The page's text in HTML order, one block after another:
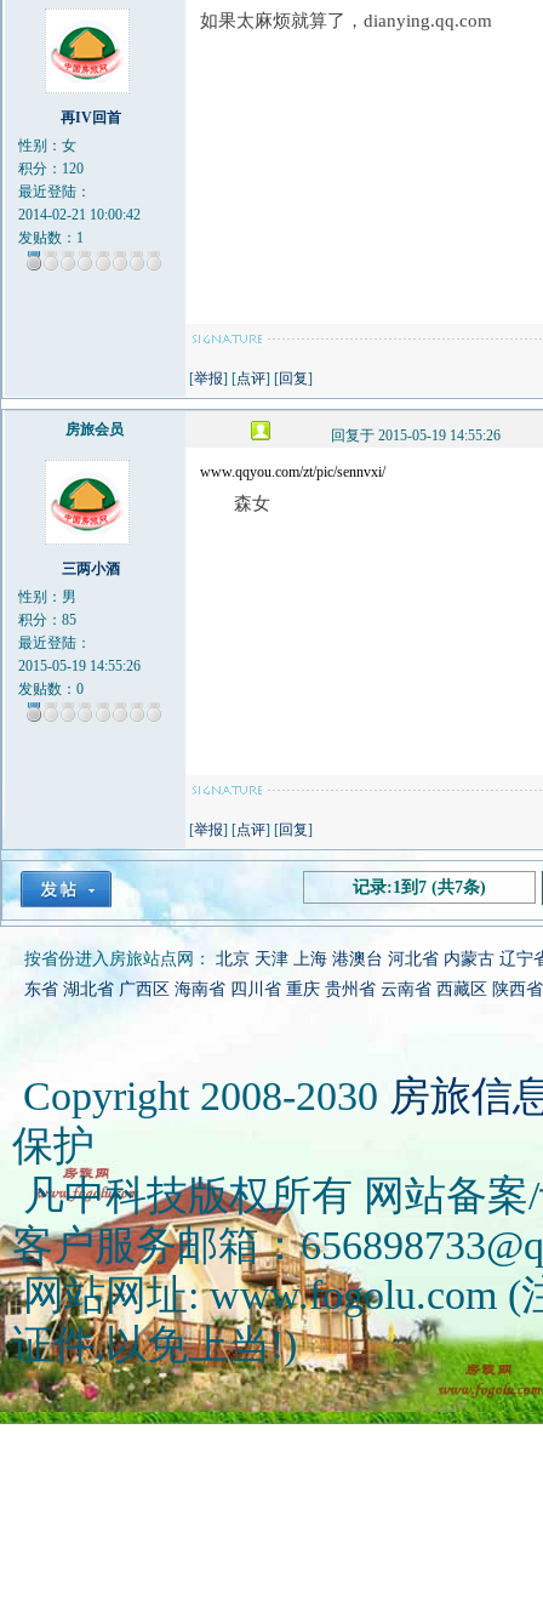
再IV回首
性别：女
积分：120
最近登陆：
2014-02-21 10:00:42
发贴数：1
如果太麻烦就算了，dianying.qq.com
[举报] [点评] [回复]
房旅会员 回复于 2015-05-19 14:55:26
三两小酒
性别：男
积分：85
最近登陆：
2015-05-19 14:55:26
发贴数：0
www.qqyou.com/zt/pic/sennvxi/
森女
[举报] [点评] [回复]
记录:1到7 (共7条)
按省份进入房旅站点网： 北京 天津 上海 港澳台 河北省 内蒙古 辽宁
东省 湖北省 广西区 海南省 四川省 重庆 贵州省 云南省 西藏区 陕西省
Copyright 2008-2030 房旅信
保护
凡中科技版权所有 网站备案
客户服务邮箱：
网站网址: www.fogolu.com
证件,以免上当!)